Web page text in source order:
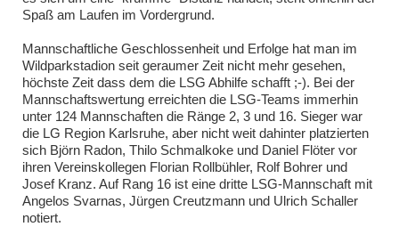
Spaß am Laufen im Vordergrund.
Mannschaftliche Geschlossenheit und Erfolge hat man im
Wildparkstadion seit geraumer Zeit nicht mehr gesehen,
höchste Zeit dass dem die LSG Abhilfe schafft ;-). Bei der
Mannschaftswertung erreichten die LSG-Teams immerhin
unter 124 Mannschaften die Ränge 2, 3 und 16. Sieger war
die LG Region Karlsruhe, aber nicht weit dahinter platzierten
sich Björn Radon, Thilo Schmalkoke und Daniel Flöter vor
ihren Vereinskollegen Florian Rollbühler, Rolf Bohrer und
Josef Kranz. Auf Rang 16 ist eine dritte LSG-Mannschaft mit
Angelos Svarnas, Jürgen Creutzmann und Ulrich Schaller
notiert.